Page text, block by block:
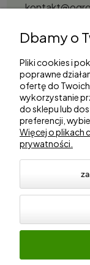
Gorzowska
Zakupy
Informacje
Marki
© 2026
Dbamy o
Pliki cookies i
poprawne
ofertę do
wykorzystanie
do sklepu lub
preferencji,
Więcej o plikach
prywatności.